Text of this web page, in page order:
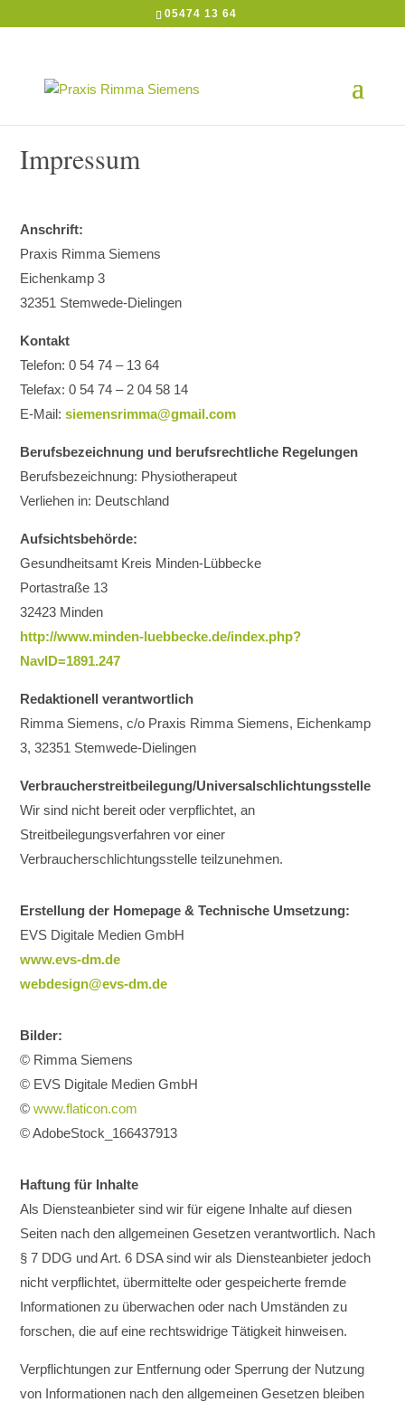
05474 13 64
Impressum
Anschrift:
Praxis Rimma Siemens
Eichenkamp 3
32351 Stemwede-Dielingen
Kontakt
Telefon: 0 54 74 – 13 64
Telefax: 0 54 74 – 2 04 58 14
E-Mail: siemensrimma@gmail.com
Berufsbezeichnung und berufsrechtliche Regelungen
Berufsbezeichnung: Physiotherapeut
Verliehen in: Deutschland
Aufsichtsbehörde:
Gesundheitsamt Kreis Minden-Lübbecke
Portastraße 13
32423 Minden
http://www.minden-luebbecke.de/index.php?
NavID=1891.247
Redaktionell verantwortlich
Rimma Siemens, c/o Praxis Rimma Siemens, Eichenkamp
3, 32351 Stemwede-Dielingen
Verbraucher­streit­beilegung/Universal­schlichtungs­stelle
Wir sind nicht bereit oder verpflichtet, an
Streitbeilegungsverfahren vor einer
Verbraucherschlichtungsstelle teilzunehmen.
Erstellung der Homepage & Technische Umsetzung:
EVS Digitale Medien GmbH
www.evs-dm.de
webdesign@evs-dm.de
Bilder:
© Rimma Siemens
© EVS Digitale Medien GmbH
©www.flaticon.com
© AdobeStock_166437913
Haftung für Inhalte
Als Diensteanbieter sind wir für eigene Inhalte auf diesen
Seiten nach den allgemeinen Gesetzen verantwortlich. Nach
§ 7 DDG und Art. 6 DSA sind wir als Diensteanbieter jedoch
nicht verpflichtet, übermittelte oder gespeicherte fremde
Informationen zu überwachen oder nach Umständen zu
forschen, die auf eine rechtswidrige Tätigkeit hinweisen.
Verpflichtungen zur Entfernung oder Sperrung der Nutzung
von Informationen nach den allgemeinen Gesetzen bleiben